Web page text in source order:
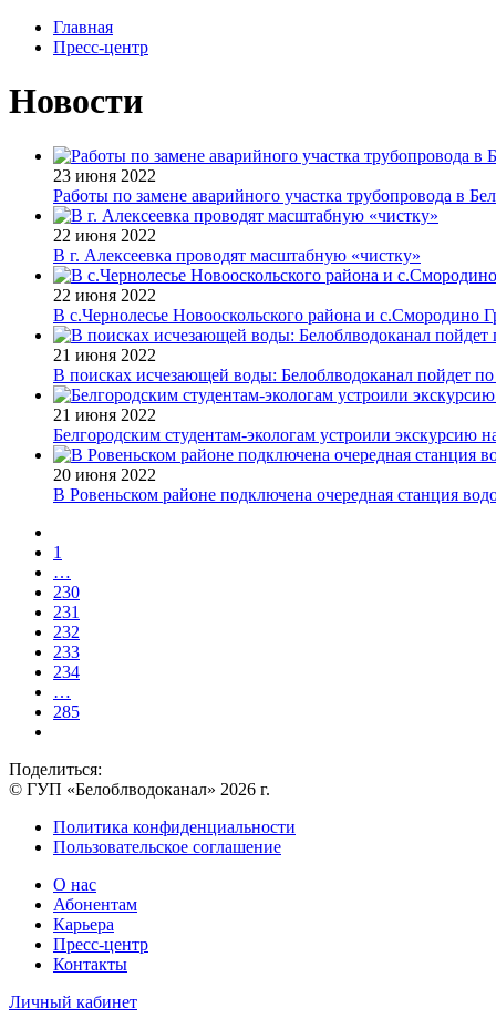
Главная
Пресс-центр
Новости
23 июня 2022
Работы по замене аварийного участка трубопровода в
22 июня 2022
В г. Алексеевка проводят масштабную «чистку»
22 июня 2022
В с.Чернолесье Новооскольского района и с.Смородино
21 июня 2022
В поисках исчезающей воды: Белоблводоканал пойдет по
21 июня 2022
Белгородским студентам-экологам устроили экскурсию
20 июня 2022
В Ровеньском районе подключена очередная станция
1
…
230
231
232
233
234
…
285
Поделиться:
© ГУП «Белоблводоканал» 2026 г.
Политика конфиденциальности
Пользовательское соглашение
О нас
Абонентам
Карьера
Пресс-центр
Контакты
Личный кабинет